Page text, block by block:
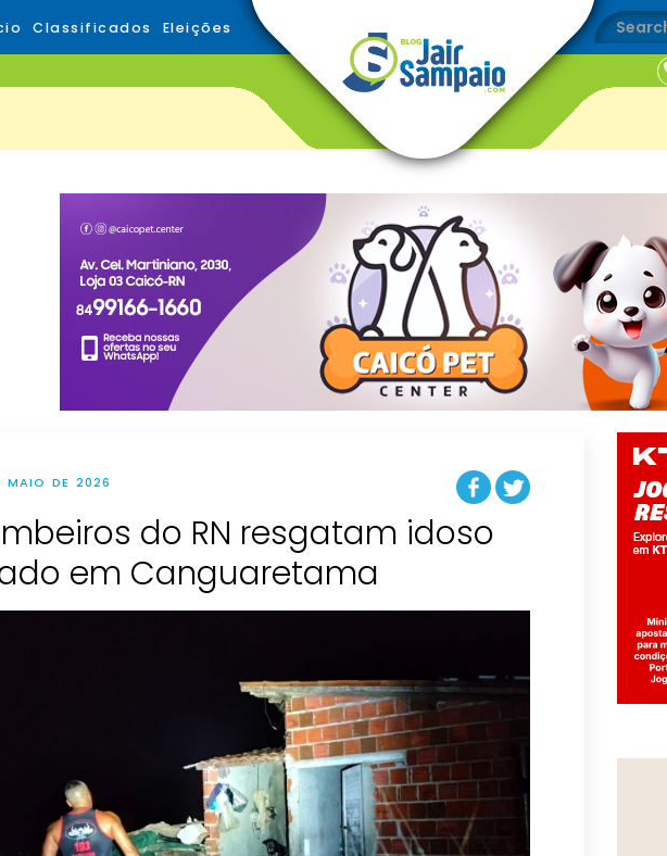
Classificados Eleições
MAIO DE 2026
do RN resgatam idoso
em Canguaretama